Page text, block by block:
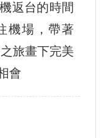
返台的時間
機場，帶著
旅畫下完美
會